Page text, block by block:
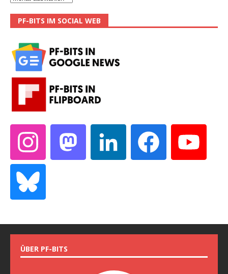
PF-BITS IM SOCIAL WEB
ÜBER PF-BITS